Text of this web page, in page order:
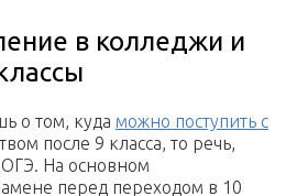
в колледжи и
о том, куда можно поступить с
после 9 класса, то речь,
На основном
перед переходом в 10